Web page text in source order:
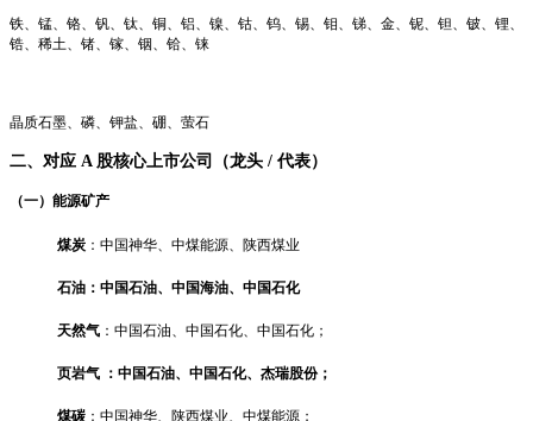
铁、锰、铬、钒、钛、铜、铝、镍、钴、钨、锡、钼、锑、金、铌、钽、铍、锂、
锆、稀土、锗、镓、铟、铪、铼
晶质石墨、磷、钾盐、硼、萤石
二、对应 A 股核心上市公司（龙头 / 代表）
（一）能源矿产
煤炭 ：中国神华、中煤能源、陕西煤业
石油：中国石油、中国海油、中国石化
天然气 ：中国石油、中国石化、中国石化；
页岩气 ：中国石油、中国石化、杰瑞股份；
煤碳 ：中国神华、陕西煤业、中煤能源；